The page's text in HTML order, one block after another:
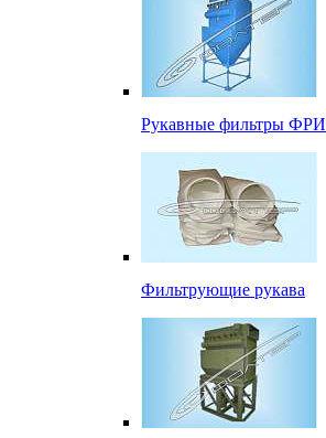
Рукавные фильтры
Фильтрующие рукава